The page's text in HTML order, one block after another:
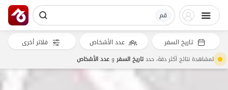
قم
تاريخ السفر عدد الأشخاص فلاتر أخرى
لمشاهدة نتائج أكثر دقة، حددتاريخ السفروعدد الأشخاص